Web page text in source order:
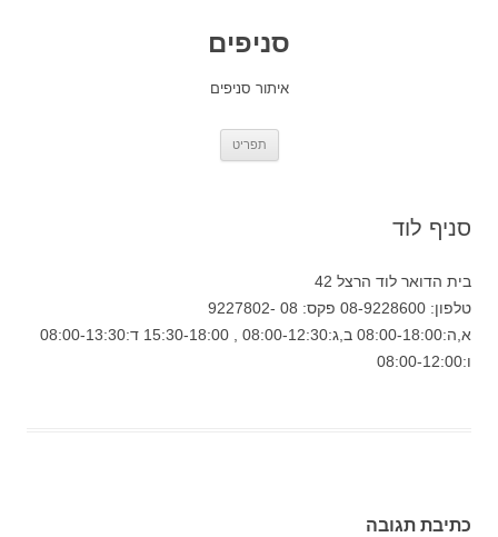
סניפים
איתור סניפים
תפריט
סניף לוד
בית הדואר לוד הרצל 42
טלפון: 08-9228600 פקס: 08 -9227802
א,ה:08:00-18:00 ב,ג:08:00-12:30 , 15:30-18:00 ד:08:00-13:30
ו:08:00-12:00
כתיבת תגובה